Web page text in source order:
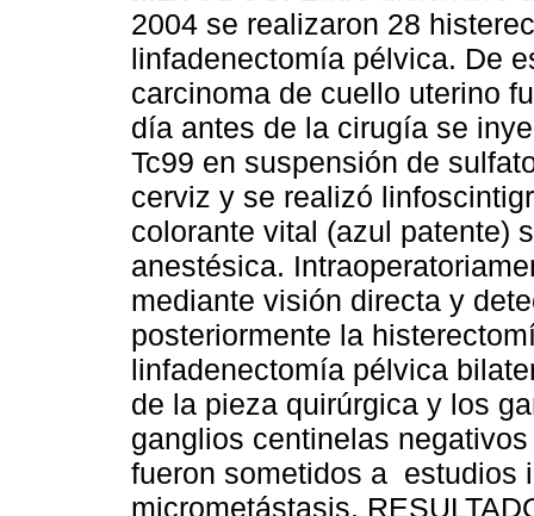
2004 se realizaron 28
linfadenectomía pélvica. De
carcinoma de cuello uterino
día antes de la cirugía se
Tc99 en suspensión de
cerviz y se realizó
colorante vital (azul patente)
anestésica.
mediante visión directa y
posteriormente la
linfadenectomía pélvica
de la pieza quirúrgica y los
ganglios centinelas
fueron sometidos a estudios
micrometástasis.